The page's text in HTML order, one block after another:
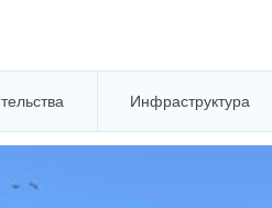
Инфраструктура